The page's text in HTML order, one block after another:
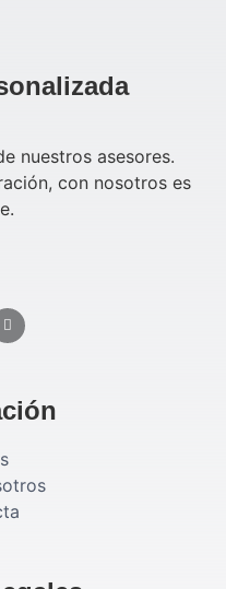
nuestros asesores.
con nosotros es